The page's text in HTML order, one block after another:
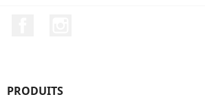
PRODUITS